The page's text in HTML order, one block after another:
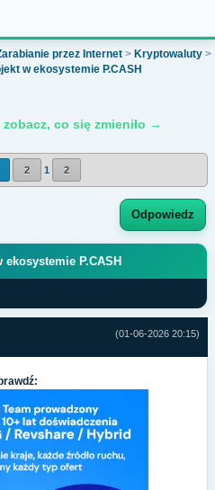
przez Internet > Kryptowaluty >
w ekosystemie P.CASH
co się zmieniło →
2 1 2
Odpowiedz
P.CASH
(01-06-2026 20:15)